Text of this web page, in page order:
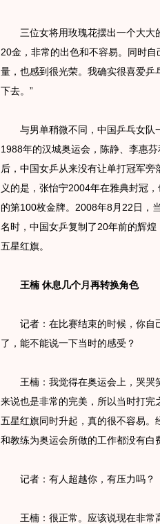
三位女将用玫瑰花摆出一个大大的
20金，非常的出色和不容易。同时
量，也感到很光荣。我确实很喜爱
下去。”
与男单稍微不同，中国乒乓女队一
1988年的汉城奥运会，陈静、李惠
后，中国女乒从来没有让单打冠军
义的是，张怡宁2004年在雅典封冠
的第100枚金牌。2008年8月22日，
名时，中国女乒复制了20年前的辉
五星红旗。
王楠 休息几个月再转换角色
记者：在比赛结束的时候，你自
了，能不能说一下当时的感受？
王楠：我觉得在奥运会上，哭哭
来说也是非常的完美，所以当时打
五星红旗同时升起，真的很不容易
和教练为奥运会所做的工作都没有白
记者：有人超越你，有压力吗？
王楠：很正常。应该说现在非常